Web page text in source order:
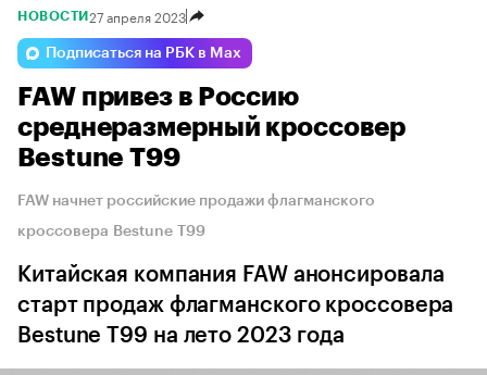
Haval Esteo
Geely Jaecoo Volga
НОВОСТИ 27 апреля 2023
Подписаться на РБК в Max
FAW привез в Россию
среднеразмерный кроссовер
Bestune T99
FAW начнет российские продажи флагманского
кроссовера Bestune T99
Китайская компания FAW анонсировала
старт продаж флагманского кроссовера
Bestune T99 на лето 2023 года